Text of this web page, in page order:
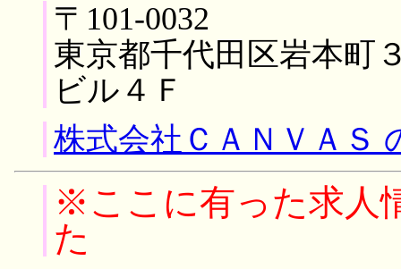
〒101-0032
東京都千代田区岩本町
ビル４Ｆ
株式会社ＣＡＮＶＡＳ
※ここに有った求人
た